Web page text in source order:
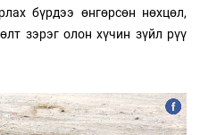
бүрдээ өнгөрсөн нөхцөл,
зэрэг олон хүчин зүйл рүү